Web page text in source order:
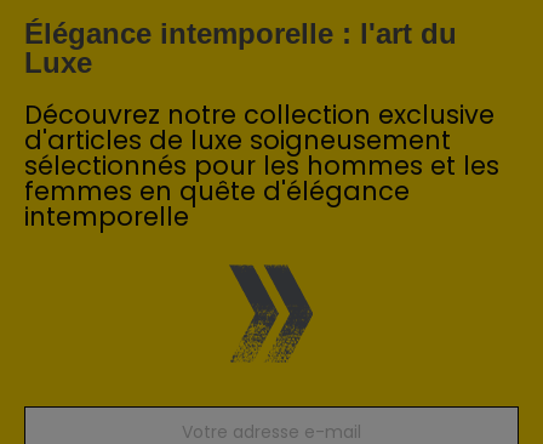
Élégance intemporelle : l'art du
Luxe
Découvrez notre collection exclusive
d'articles de luxe soigneusement
sélectionnés pour les hommes et les
femmes en quête d'élégance
intemporelle